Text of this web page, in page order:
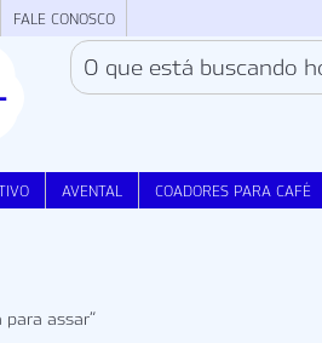
FALE CONOSCO
AVENTAL COADORES PARA CAFÉ
assar”